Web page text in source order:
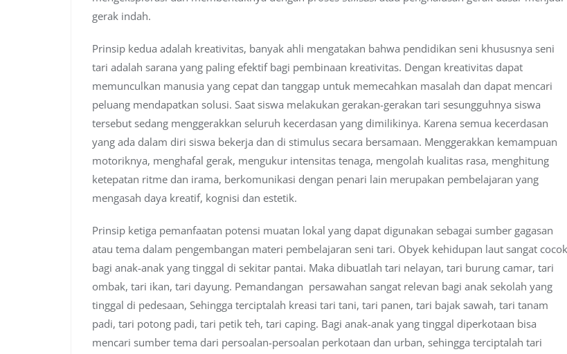
gerak indah.
Prinsip kedua adalah kreativitas, banyak ahli mengatakan bahwa pendidikan seni khususnya seni
tari adalah sarana yang paling efektif bagi pembinaan kreativitas. Dengan kreativitas dapat
memunculkan manusia yang cepat dan tanggap untuk memecahkan masalah dan dapat mencari
peluang mendapatkan solusi. Saat siswa melakukan gerakan-gerakan tari sesungguhnya siswa
tersebut sedang menggerakkan seluruh kecerdasan yang dimilikinya. Karena semua kecerdasan
yang ada dalam diri siswa bekerja dan di stimulus secara bersamaan. Menggerakkan kemampuan
motoriknya, menghafal gerak, mengukur intensitas tenaga, mengolah kualitas rasa, menghitung
ketepatan ritme dan irama, berkomunikasi dengan penari lain merupakan pembelajaran yang
mengasah daya kreatif, kognisi dan estetik.
Prinsip ketiga pemanfaatan potensi muatan lokal yang dapat digunakan sebagai sumber gagasan
atau tema dalam pengembangan materi pembelajaran seni tari. Obyek kehidupan laut sangat cocok
bagi anak-anak yang tinggal di sekitar pantai. Maka dibuatlah tari nelayan, tari burung camar, tari
ombak, tari ikan, tari dayung. Pemandangan persawahan sangat relevan bagi anak sekolah yang
tinggal di pedesaan, Sehingga terciptalah kreasi tari tani, tari panen, tari bajak sawah, tari tanam
padi, tari potong padi, tari petik teh, tari caping. Bagi anak-anak yang tinggal diperkotaan bisa
mencari sumber tema dari persoalan-persoalan perkotaan dan urban, sehingga terciptalah tari